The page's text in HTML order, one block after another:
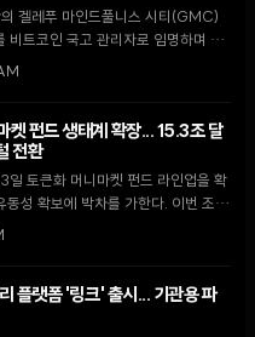
겔레푸 마인드풀니스 시티(GMC)
비트코인 국고 관리자로 임명하며 단
으로 전략을 전환했다. 이는 국왕의 1
켓 펀드 생태계 확장... 15.3조 달
전환
토큰화 머니마켓 펀드 라인업을 확
동성 확보에 박차를 가한다. 이번 조치
른 적격 예비 자산 요건 충족을 목표
플랫폼 '링크' 출시... 기관용 파